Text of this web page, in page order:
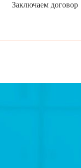
Заключаем договор